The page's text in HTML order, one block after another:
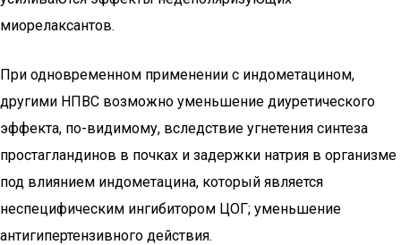
миорелаксантов.
При одновременном применении с индометацином,
другими НПВС возможно уменьшение диуретического
эффекта, по-видимому, вследствие угнетения синтеза
простагландинов в почках и задержки натрия в организме
под влиянием индометацина, который является
неспецифическим ингибитором ЦОГ; уменьшение
антигипертензивного действия.